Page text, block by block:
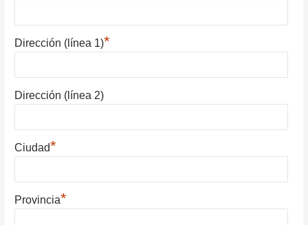
Dirección (línea 1)*
Dirección (línea 2)
Ciudad*
Provincia*